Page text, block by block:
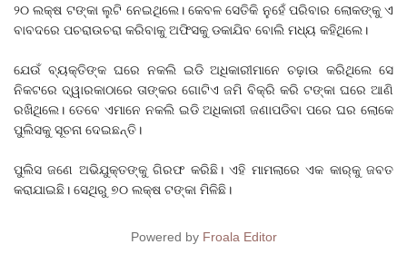
୨୦ ଲକ୍ଷ ଟଙ୍କା ଲୁଟି ନେଇଥିଲେ। କେବଳ ସେତିକି ନୁହେଁ ପରିବାର ଲୋକଙ୍କୁ ଏ
ବାବଦରେ ପଚରାଉଚରା କରିବାକୁ ଅଫିସକୁ ଡକାଯିବ ବୋଲି ମଧ୍ୟ କହିଥିଲେ।
ଯେଉଁ ବ୍ୟକ୍ତିଙ୍କ ଘରେ ନକଲି ଇଡି ଅଧିକାରୀମାନେ ଚଢ଼ାଉ କରିଥିଲେ ସେ
ନିକଟରେ ଦ୍ୱାରକାଠାରେ ତାଙ୍କର ଗୋଟିଏ ଜମି ବିକ୍ରି କରି ଟଙ୍କା ଘରେ ଆଣି
ରଖିଥିଲେ। ତେବେ ଏମାନେ ନକଲି ଇଡି ଅଧିକାରୀ ଜଣାପଡିବା ପରେ ଘର ଲୋକେ
ପୁଲିସକୁ ସୂଚନା ଦେଇଛନ୍ତି।
ପୁଲିସ ଜଣେ ଅଭିଯୁକ୍ତଙ୍କୁ ଗିରଫ କରିଛି। ଏହି ମାମଲାରେ ଏକ କାର୍‌କୁ ଜବତ
କରାଯାଇଛି। ସେଥିରୁ ୭୦ ଲକ୍ଷ ଟଙ୍କା ମିଳିଛି।
Powered by Froala Editor